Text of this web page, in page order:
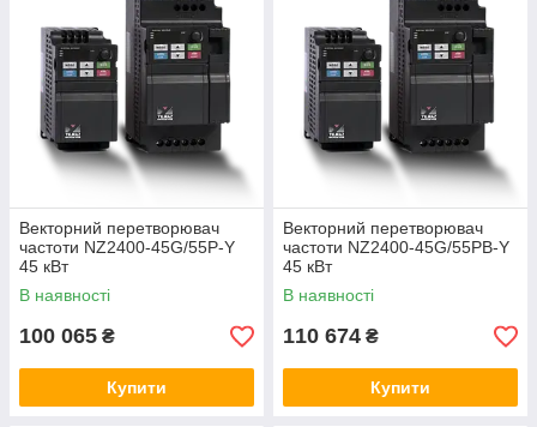
Векторний перетворювач
частоти NZ2400-45G/55P-Y
45 кВт
В наявності
100 065 ₴
Купити
Векторний перетворювач
частоти NZ2400-45G/55PB-Y
45 кВт
В наявності
110 674 ₴
Купити